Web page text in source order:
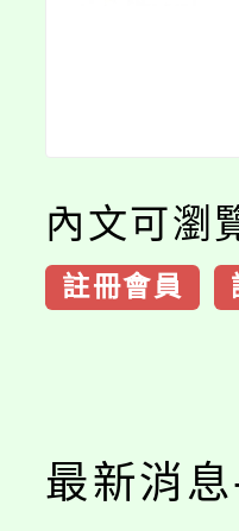
內文可瀏
註冊會員
最新消